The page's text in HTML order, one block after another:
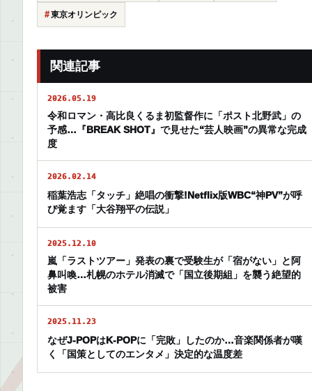
東京オリンピック
関連記事
2026.05.19
令和ロマン・高比良くるま初監督作に「ポスト北野武」の
予感…『BREAK SHOT』で見せた“芸人映画”の異常な完成
度
2026.02.14
稲葉浩志「タッチ」絶唱の衝撃!Netflix版WBC“神PV”が呼
び覚ます「大谷翔平の伝説」
2025.12.10
嵐「ラストツアー」発表の裏で受験生が「宿がない」と阿
鼻叫喚…札幌のホテル消滅で「国立後期組」を襲う絶望的
被害
2025.11.23
なぜJ-POPはK-POPに「完敗」したのか…音楽関係者が嘆
く「国策としてのエンタメ」決定的な温度差